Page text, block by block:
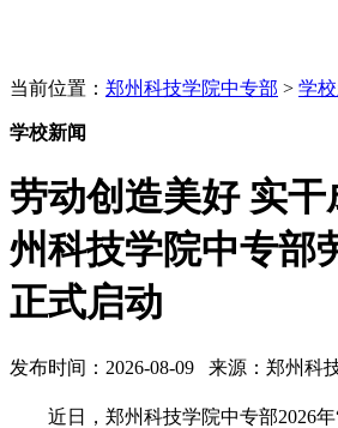
当前位置： 郑州科技学院中专部 > 学校
学校新闻
劳动创造美好 实
州科技学院中专部
正式启动
发布时间：2026-08-09 来源：郑州科
近日，郑州科技学院中专部2026